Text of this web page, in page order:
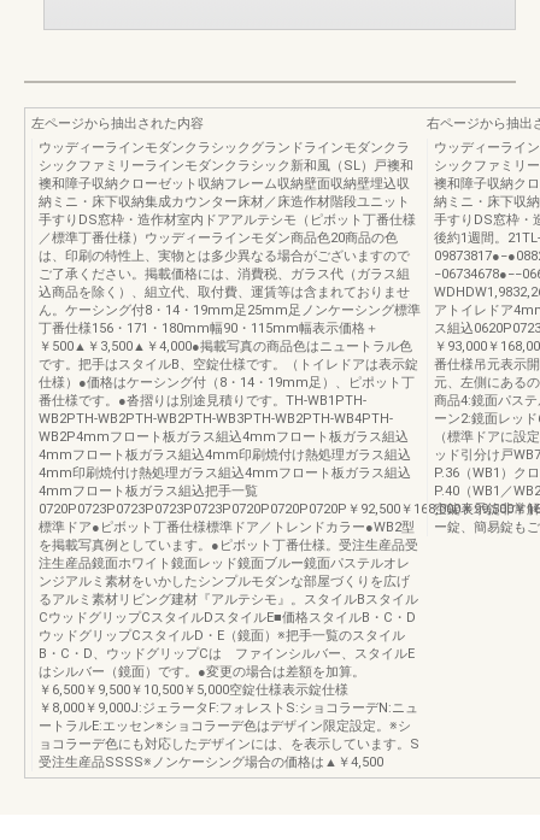
左ページから抽出された内容
ウッディーラインモダンクラシックグランドラインモダンクラ
シックファミリーラインモダンクラシック新和風（SL）戸襖和
襖和障子収納クローゼット収納フレーム収納壁面収納壁埋込収
納ミニ・床下収納集成カウンター床材／床造作材階段ユニット
手すりDS窓枠・造作材室内ドアアルテシモ（ピボット丁番仕様
／標準丁番仕様）ウッディーラインモダン商品色20商品の色
は、印刷の特性上、実物とは多少異なる場合がございますので
ご了承ください。掲載価格には、消費税、ガラス代（ガラス組
込商品を除く）、組立代、取付費、運賃等は含まれておりませ
ん。ケーシング付8・14・19mm足25mm足ノンケーシング標準
丁番仕様156・171・180mm幅90・115mm幅表示価格＋
￥500▲￥3,500▲￥4,000●掲載写真の商品色はニュートラル色
です。把手はスタイルB、空錠仕様です。（トイレドアは表示錠
仕様）●価格はケーシング付（8・14・19mm足）、ピポット丁
番仕様です。●沓摺りは別途見積りです。TH-WB1PTH-
WB2PTH-WB2PTH-WB2PTH-WB3PTH-WB2PTH-WB4PTH-
WB2P4mmフロート板ガラス組込4mmフロート板ガラス組込
4mmフロート板ガラス組込4mm印刷焼付け熱処理ガラス組込
4mm印刷焼付け熱処理ガラス組込4mmフロート板ガラス組込
4mmフロート板ガラス組込把手一覧
0720P0723P0723P0723P0723P0720P0720P0720P￥92,500￥168,000￥99,500￥
標準ドア●ピボット丁番仕様標準ドア／トレンドカラー●WB2型
を掲載写真例としています。●ピボット丁番仕様。受注生産品受
注生産品鏡面ホワイト鏡面レッド鏡面ブルー鏡面パステルオレ
ンジアルミ素材をいかしたシンプルモダンな部屋づくりを広げ
るアルミ素材リビング建材『アルテシモ』。スタイルBスタイル
CウッドグリップCスタイルDスタイルE■価格スタイルB・C・D
ウッドグリップCスタイルD・E（鏡面）※把手一覧のスタイル
B・C・D、ウッドグリップCは ファインシルバー、スタイルE
はシルバー（鏡面）です。●変更の場合は差額を加算。
￥6,500￥9,500￥10,500￥5,000空錠仕様表示錠仕様
￥8,000￥9,000J:ジェラータF:フォレストS:ショコラーデN:ニュ
ートラルE:エッセン※ショコラーデ色はデザイン限定設定。※シ
ョコラーデ色にも対応したデザインには、を表示しています。S
受注生産品SSSS※ノンケーシング場合の価格は▲￥4,500
右ページから抽出
ウッディーライ
シックファミリ
襖和障子収納ク
納ミニ・床下収
手すりDS窓
後約1週間。
アトイレドア
ス組込
￥93,000￥
番仕様吊元表示
元、左側にある
商品4:鏡面パス
ーン2:鏡面レッ
（標準ドアに設
ッド引分け戸
P.36（WB1）ク
P.40（WB1／
空錠表示錠非常
ー錠、簡易錠も